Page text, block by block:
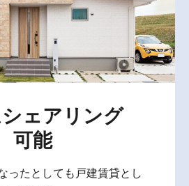
ェアリング
可能
ったとしても戸建賃貸とし